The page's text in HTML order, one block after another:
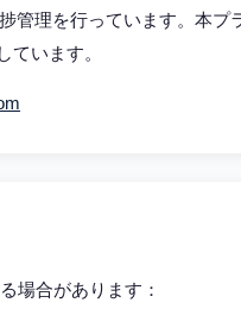
管理を行っています。本プ
ています。
場合があります：